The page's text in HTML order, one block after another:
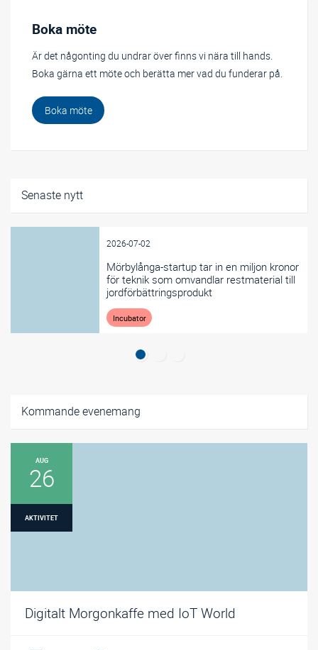
Boka möte
Är det någonting du undrar över finns vi nära till hands.
Boka gärna ett möte och berätta mer vad du funderar på.
Boka möte
Senaste nytt
2026-07-02
Mörbylånga-startup tar in en miljon kronor
för teknik som omvandlar restmaterial till
jordförbättringsprodukt
Incubator
Kommande evenemang
AUG
26
AKTIVITET
Digitalt Morgonkaffe med IoT World